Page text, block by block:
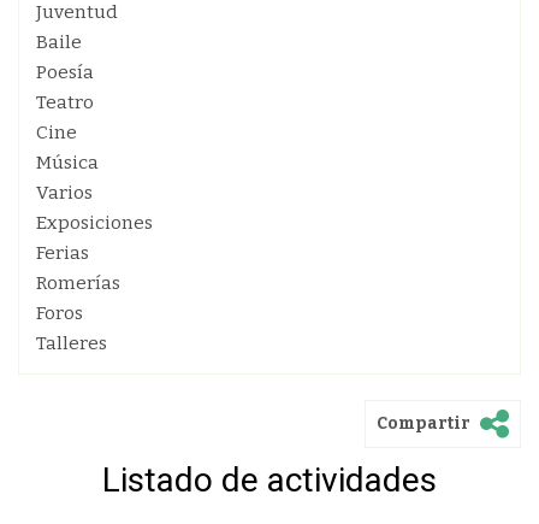
Juventud
Baile
Poesía
Teatro
Cine
Música
Varios
Exposiciones
Ferias
Romerías
Foros
Talleres
Compartir
Listado de actividades